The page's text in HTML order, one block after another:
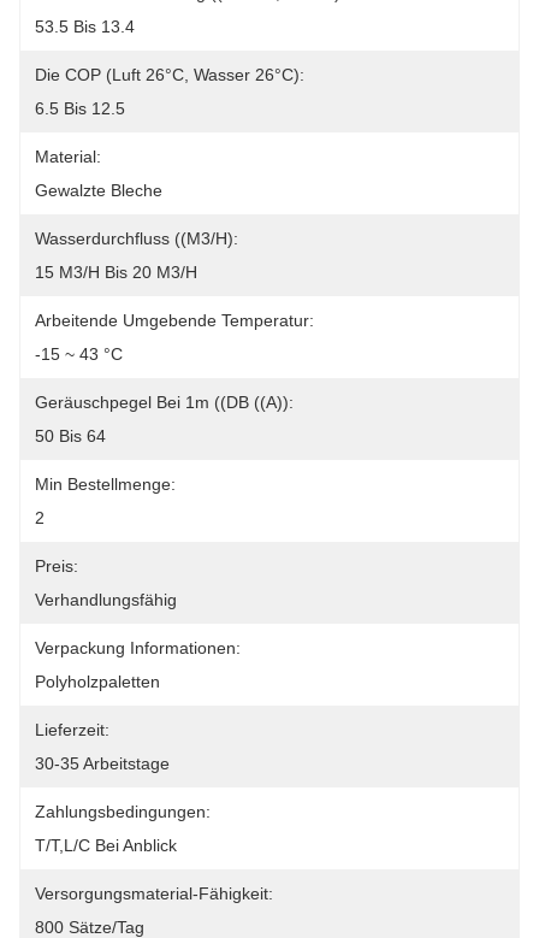
53.5 Bis 13.4
Die COP (Luft 26°C, Wasser 26°C):
6.5 Bis 12.5
Material:
Gewalzte Bleche
Wasserdurchfluss ((m3/h):
15 M3/h Bis 20 M3/h
Arbeitende Umgebende Temperatur:
-15 ~ 43 °C
Geräuschpegel Bei 1m ((dB ((A)):
50 Bis 64
Min Bestellmenge:
2
Preis:
Verhandlungsfähig
Verpackung Informationen:
Polyholzpaletten
Lieferzeit:
30-35 Arbeitstage
Zahlungsbedingungen:
T/T,L/C Bei Anblick
Versorgungsmaterial-Fähigkeit:
800 Sätze/Tag